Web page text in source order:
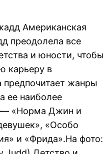
Американская
преодолела все
и юности, чтобы
карьеру в
предпочитает жанры
ее наиболее
— «Норма Джин и
«Особо
и «Фрида».На фото: